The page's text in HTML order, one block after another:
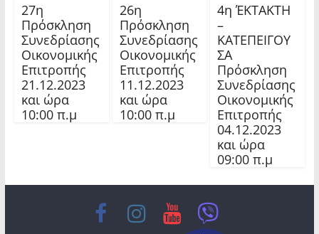
27η
Πρόσκληση
Συνεδρίασης
Οικονομικής
Επιτροπής
21.12.2023
και ώρα
10:00 π.μ
26η
Πρόσκληση
Συνεδρίασης
Οικονομικής
Επιτροπής
11.12.2023
και ώρα
10:00 π.μ
4η ΈΚΤΑΚΤΗ
–
ΚΑΤΕΠΕΙΓΟΥ
ΣΑ
Πρόσκληση
Συνεδρίασης
Οικονομικής
Επιτροπής
04.12.2023
και ώρα
09:00 π.μ